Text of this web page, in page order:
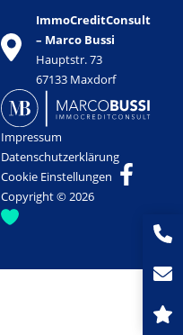
ImmoCreditConsult
– Marco Bussi
Hauptstr. 73
67133 Maxdorf
Impressum
Datenschutzerklärung
Cookie Einstellungen
Copyright © 2026